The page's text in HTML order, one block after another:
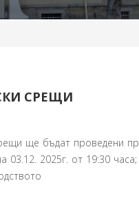
СРЕЩИ
ще бъдат проведени
03.12. 2025г. от 19:30